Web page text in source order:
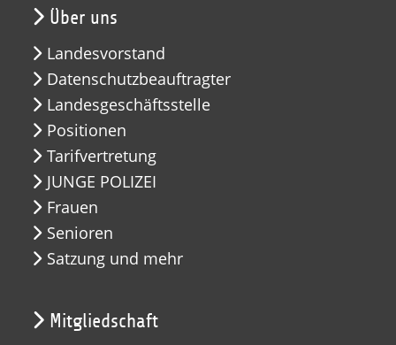
Über uns
Landesvorstand
Datenschutzbeauftragter
Landesgeschäftsstelle
Positionen
Tarifvertretung
JUNGE POLIZEI
Frauen
Senioren
Satzung und mehr
Mitgliedschaft